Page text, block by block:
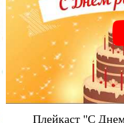
Плейкаст "С